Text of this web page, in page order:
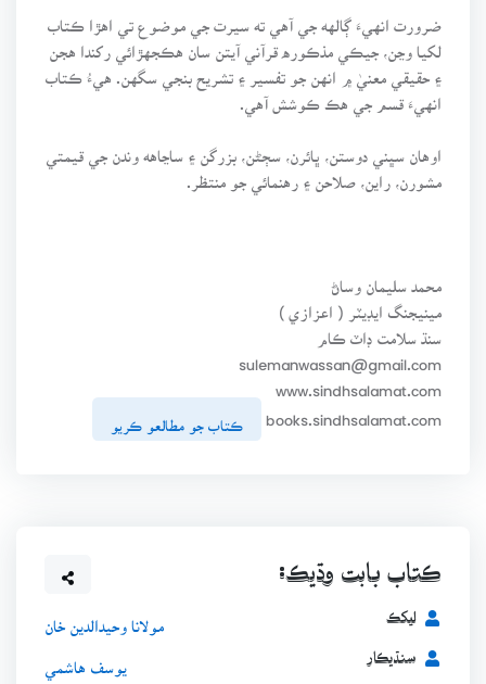
ضرورت انهيءَ ڳالهه جي آهي ته سيرت جي موضوع تي اهڙا ڪتاب
لکيا وڃن، جيڪي مذڪوره قرآني آيتن سان هڪجهڙائي رکندا هجن
۽ حقيقي معنيٰ ۾ انهن جو تفسير ۽ تشريح بنجي سگهن. هيءُ ڪتاب
انهيءَ قسم جي هڪ ڪوشش آهي.
اوهان سڀني دوستن، ڀائرن، سڄڻن، بزرگن ۽ ساڃاهه وندن جي قيمتي
مشورن، راين، صلاحن ۽ رهنمائي جو منتظر.
محمد سليمان وساڻ
مينيجنگ ايڊيٽر ( اعزازي )
سنڌ سلامت ڊاٽ ڪام
sulemanwassan@gmail.com
books.sindhsalamat.com
ڪتاب جو مطالعو ڪريو
ڪتاب بابت وڌيڪ:
ليکڪ مولانا وحيدالدين خان
سنڌيڪار يوسف هاشمي